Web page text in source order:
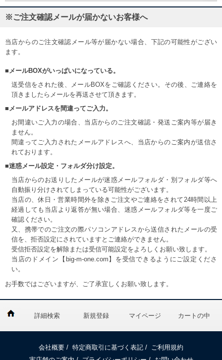
※ご注文確認メールが届かないお客様へ
当店からのご注文確認メール等が届かない場合、下記の可能性がござい
ます。
■メールBOXがいっぱいになっている。
送受信をされた後、メールBOXをご確認ください。その後、ご連絡を
頂きましたらメールを再送させて頂きます。
■メールアドレスを間違ってご入力。
お間違いご入力の場合、当店からのご注文確認・発送ご案内等が届き
ません。
間違ってご入力されたメールアドレスへ、当店からのご案内が送信さ
れております。
■迷惑メール設定・フォルダ分け設定。
当店からのお送りしたメールが迷惑メールフォルダ・別フォルダ等へ
自動振り分けされてしまっている可能性がございます。
当店の、休日・営業時間外を除きご注文やご連絡をされて24時間以上
経過しても当店より返答が無い場合、迷惑メールフォルダ等を一度ご
確認ください。
又、携帯でのご注文の際パソコンアドレスから送信されたメールの受
信を、拒否設定にされていますとご連絡ができません。
受信拒否設定を解除または受信可能設定をよろしくお願い致します。
当店のドメイン【big-m-one.com】を受信できるようにご設定くださ
い。
お手数ではございますが、ご了承宜しくお願い致します。
詳細検索 新規登録 マイページ カートの中
会社概要 / 特定商取引に基づく表記 /
ご利用規約